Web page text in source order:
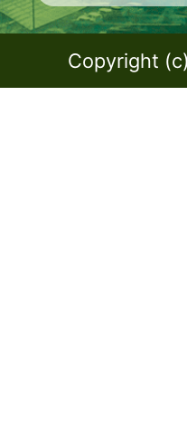
Copyright